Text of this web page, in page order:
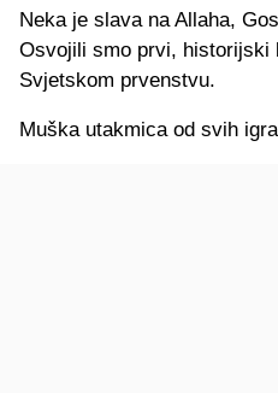
Neka je slava na Allaha,
Osvojili smo prvi, historijski
Svjetskom prvenstvu.
Muška utakmica od svih